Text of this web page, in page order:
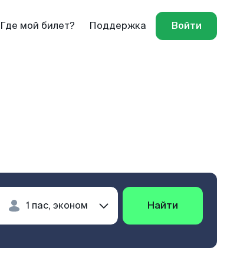
Где мой билет? Поддержка Войти
Найти